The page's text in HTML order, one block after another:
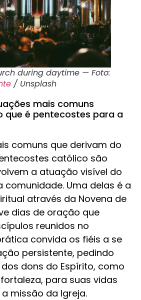
during daytime — Foto:
/ Unsplash
mais comuns
que é pentecostes para a
comuns que derivam do
católico são
a atuação visível do
comunidade. Uma delas é a
através da Novena de
dias de oração que
reunidos no
convida os fiéis a se
persistente, pedindo
dons do Espírito, como
para suas vidas
missão da Igreja.